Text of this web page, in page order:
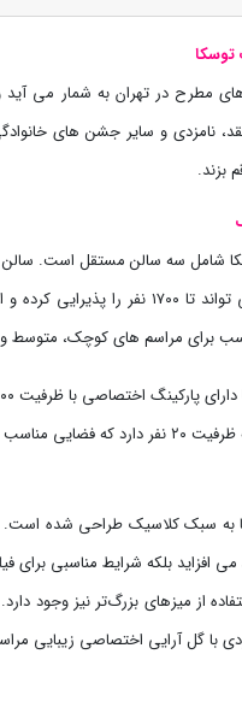
توسکا
مطرح در تهران به شمار می ‌آید
نامزدی و سایر جشن های
بزند.
در مجموع، این عمارت می‌
برای مراسم‌ های کوچک، متوسط و
۱۰۰۰ خودرو است که با نظارت دوربین و حضور پارکبان خدمات ‌رسانی می ‌شود.
خصوصی فراهم می ‌کند
از میزهای بزرگ‌تر نیز وجود
با گل ‌آرایی اختصاصی زیبایی